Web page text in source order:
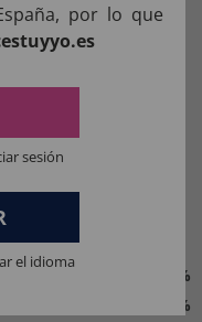
fogo.
CLIENTES
0%
0%
por lo que
sesión
el idioma